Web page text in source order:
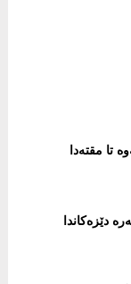
تا مقتەدا
دێزەکاندا